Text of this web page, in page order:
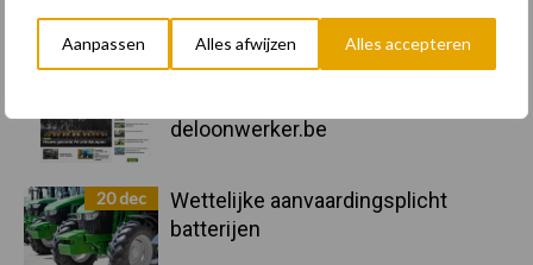
Aanpassen Alles afwijzen Alles accepteren
Primaire
Sidebar
Recent nieuws Partner nieuws
deloonwerker.be
20 dec
Wettelijke aanvaardingsplicht
batterijen